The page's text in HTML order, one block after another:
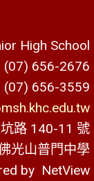
High School
(07) 656-2676
(07) 656-3559
路 140-11 號
光山普門中學
by NetView